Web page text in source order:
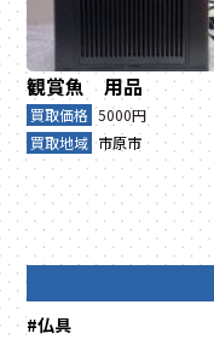
観賞魚 用品
買取価格 5000円
買取地域 市原市
#仏具